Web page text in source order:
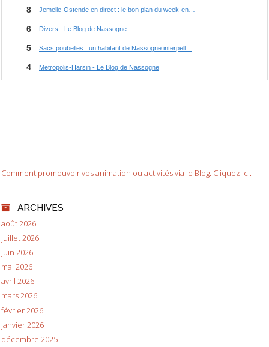
Comment promouvoir vos animation ou activités via le Blog. Cliquez ici.
ARCHIVES
août 2026
juillet 2026
juin 2026
mai 2026
avril 2026
mars 2026
février 2026
janvier 2026
décembre 2025